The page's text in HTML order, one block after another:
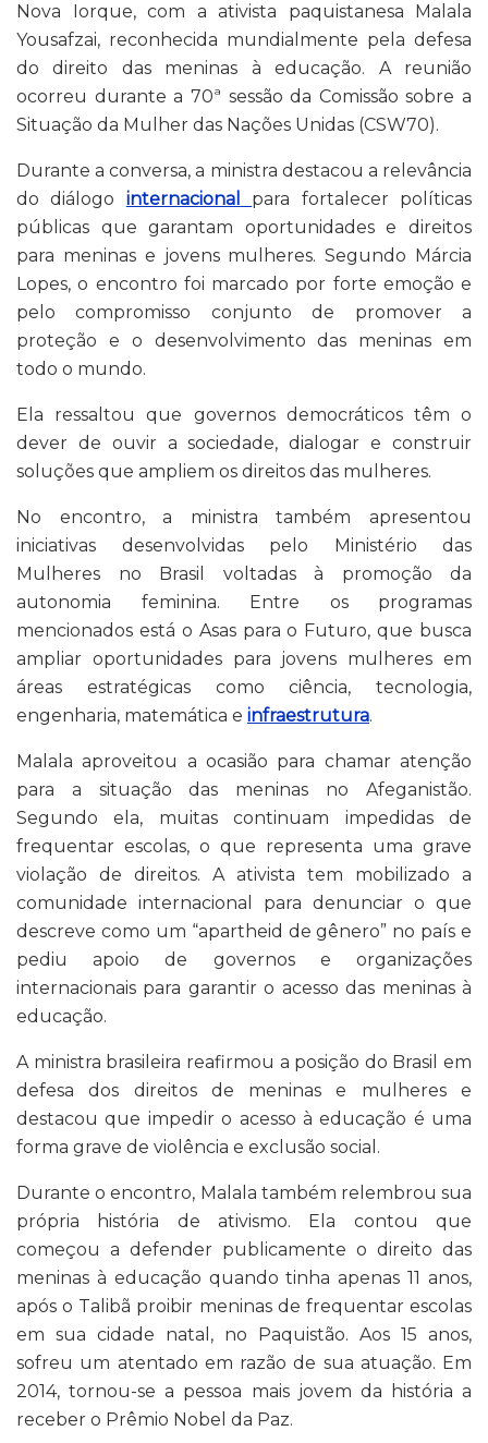
Nova Iorque, com a ativista paquistanesa Malala
Yousafzai, reconhecida mundialmente pela defesa
do direito das meninas à educação. A reunião
ocorreu durante a 70ª sessão da Comissão sobre a
Situação da Mulher das Nações Unidas (CSW70).
Durante a conversa, a ministra destacou a relevância
do diálogo internacional
para fortalecer políticas
públicas que garantam oportunidades e direitos
para meninas e jovens mulheres. Segundo Márcia
Lopes, o encontro foi marcado por forte emoção e
pelo compromisso conjunto de promover a
proteção e o desenvolvimento das meninas em
todo o mundo.
Ela ressaltou que governos democráticos têm o
dever de ouvir a sociedade, dialogar e construir
soluções que ampliem os direitos das mulheres.
No encontro, a ministra também apresentou
iniciativas desenvolvidas pelo Ministério das
Mulheres no Brasil voltadas à promoção da
autonomia feminina. Entre os programas
mencionados está o Asas para o Futuro, que busca
ampliar oportunidades para jovens mulheres em
áreas estratégicas como ciência, tecnologia,
engenharia, matemática e infraestrutura.
Malala aproveitou a ocasião para chamar atenção
para a situação das meninas no Afeganistão.
Segundo ela, muitas continuam impedidas de
frequentar escolas, o que representa uma grave
violação de direitos. A ativista tem mobilizado a
comunidade internacional para denunciar o que
descreve como um “apartheid de gênero” no país e
pediu apoio de governos e organizações
internacionais para garantir o acesso das meninas à
educação.
A ministra brasileira reafirmou a posição do Brasil em
defesa dos direitos de meninas e mulheres e
destacou que impedir o acesso à educação é uma
forma grave de violência e exclusão social.
Durante o encontro, Malala também relembrou sua
própria história de ativismo. Ela contou que
começou a defender publicamente o direito das
meninas à educação quando tinha apenas 11 anos,
após o Talibã proibir meninas de frequentar escolas
em sua cidade natal, no Paquistão. Aos 15 anos,
sofreu um atentado em razão de sua atuação. Em
2014, tornou-se a pessoa mais jovem da história a
receber o Prêmio Nobel da Paz.